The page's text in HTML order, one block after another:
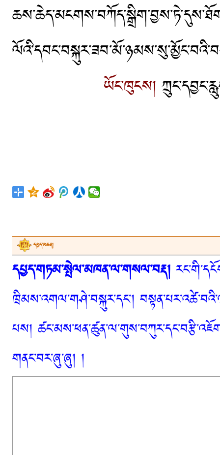
ཡོང་ཁུངས།
དཔྱད་མཆན།
དཔྱད་གཏམ་སྤེལ་མཁན་ལ་གསལ་བརྡ།
ཁྲིམས་འགལ་གཤེ་བསྐུར་དང་།
པས།
གནང་བར་ཞུ་ཞུ། །